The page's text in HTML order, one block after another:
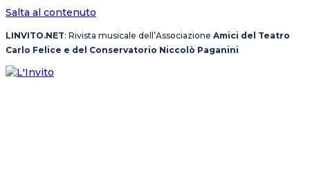
Salta al contenuto
LINVITO.NET: Rivista musicale dell’Associazione Amici del Teatro
Carlo Felice e del Conservatorio Niccolò Paganini